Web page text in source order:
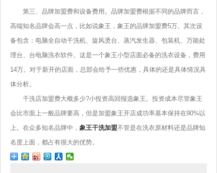
第三、品牌加盟费和设备费用。品牌加盟费根据不同的品牌而言，
高端知名品牌会高一点，比如说象王，象王的品牌加盟费5万。其次设
备包含：电脑全自动干洗机、旋风烫台、蒸汽发生器、包装机、万能处
理台、台电脑洗衣软件。这是一个象王小型店面必备的洗衣设备，费用
14万。对于新开的店面，总部会给予一些优惠，具体的还是具体情况具
体分析。
干洗店加盟费大概多少?小投资高回报选象王。投资成本尽管象王
会比市面上一般品牌要高，但是加盟象王开店成功率基本保持在90%以
上。在众多知名品牌中， 象王干洗加盟不管是在洗衣原材料还是品牌知
名度上面，都占有很大的优势。